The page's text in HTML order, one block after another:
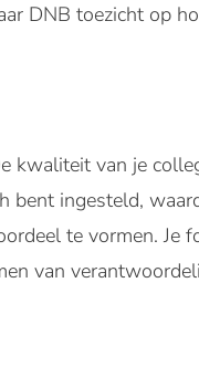
DNB toezicht op
van je
ingesteld,
te vormen. Je
van